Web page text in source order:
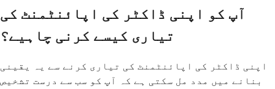
آپ کو اپنی ڈاکٹر کی اپائنٹمنٹ کی
تیاری کیسے کرنی چاہیے؟
اپنی ڈاکٹر کی اپائنٹمنٹ کی تیاری کرنے سے یہ یقینی
بنانے میں مدد مل سکتی ہے کہ آپ کو سب سے درست تشخیص